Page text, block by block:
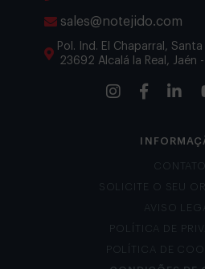
sales@notejido.com
Pol. Ind. El Chaparral,
23692 Alcalá la Real, Jaén
CONTATO
SOLICITE O SEU
AVISO
POLÍTICA DE
POLÍTICA DE